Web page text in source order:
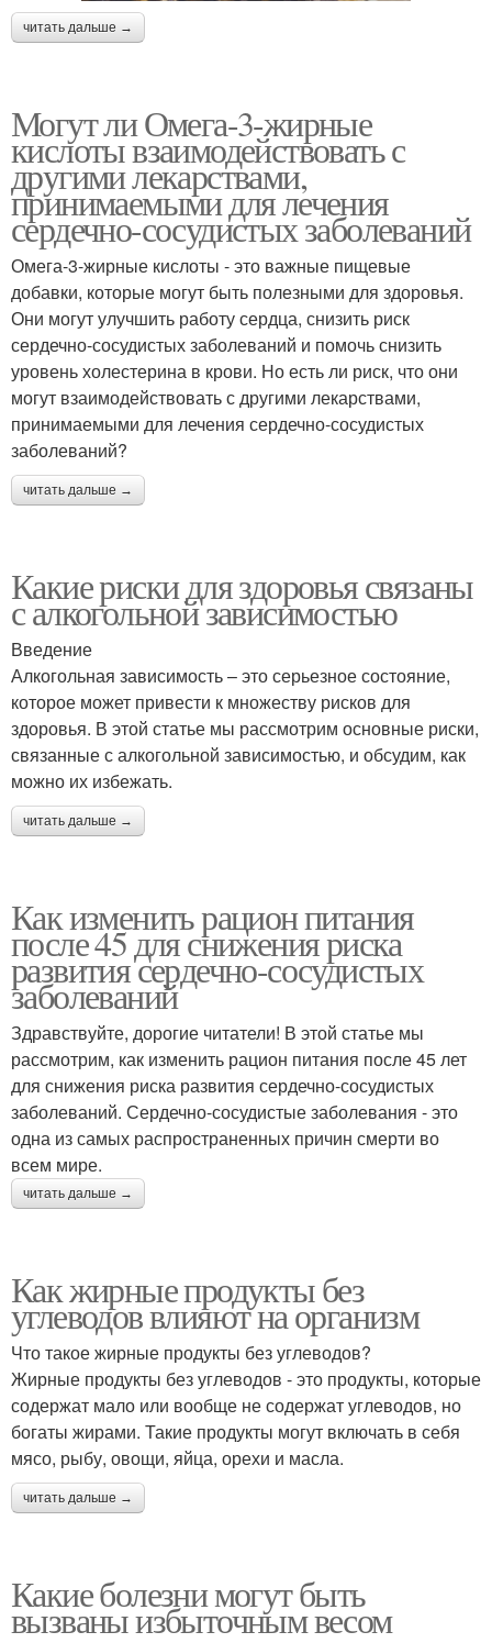
читать дальше →
Могут ли Омега-3-жирные
кислоты взаимодействовать с
другими лекарствами,
принимаемыми для лечения
сердечно-сосудистых заболеваний
Омега-3-жирные кислоты - это важные пищевые
добавки, которые могут быть полезными для здоровья.
Они могут улучшить работу сердца, снизить риск
сердечно-сосудистых заболеваний и помочь снизить
уровень холестерина в крови. Но есть ли риск, что они
могут взаимодействовать с другими лекарствами,
принимаемыми для лечения сердечно-сосудистых
заболеваний?
читать дальше →
Какие риски для здоровья связаны
с алкогольной зависимостью
Введение
Алкогольная зависимость – это серьезное состояние,
которое может привести к множеству рисков для
здоровья. В этой статье мы рассмотрим основные риски,
связанные с алкогольной зависимостью, и обсудим, как
можно их избежать.
читать дальше →
Как изменить рацион питания
после 45 для снижения риска
развития сердечно-сосудистых
заболеваний
Здравствуйте, дорогие читатели! В этой статье мы
рассмотрим, как изменить рацион питания после 45 лет
для снижения риска развития сердечно-сосудистых
заболеваний. Сердечно-сосудистые заболевания - это
одна из самых распространенных причин смерти во
всем мире.
читать дальше →
Как жирные продукты без
углеводов влияют на организм
Что такое жирные продукты без углеводов?
Жирные продукты без углеводов - это продукты, которые
содержат мало или вообще не содержат углеводов, но
богаты жирами. Такие продукты могут включать в себя
мясо, рыбу, овощи, яйца, орехи и масла.
читать дальше →
Какие болезни могут быть
вызваны избыточным весом